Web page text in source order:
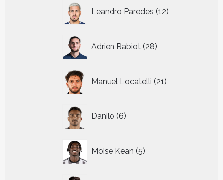
Leandro Paredes 12
producten
Adrien Rabiot 28
producten
Manuel Locatelli 21
producten
Danilo 6
producten
Moise Kean 5
producten